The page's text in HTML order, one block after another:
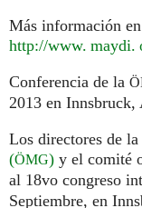
Más información
http://www. maydi.
Conferencia de la
2013 en Innsbruck,
Los directores de la
(ÖMG) y el comité
al 18vo congreso
Septiembre, en